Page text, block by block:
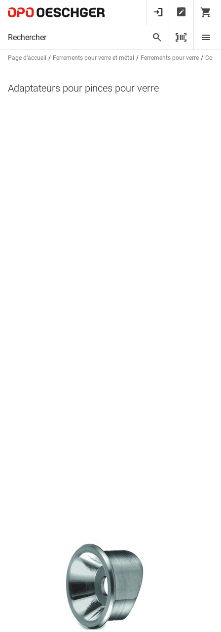
Page d’accueil Ferrements pour verre et métal Ferrements pour verre
Adaptateurs pour pinces pour verre